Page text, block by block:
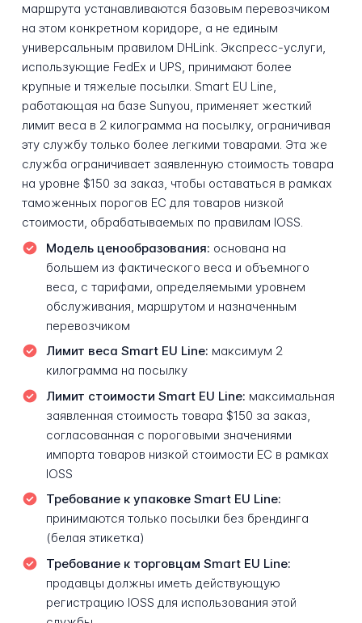
маршрута устанавливаются базовым перевозчиком
на этом конкретном коридоре, а не единым
универсальным правилом DHLink. Экспресс-услуги,
использующие FedEx и UPS, принимают более
крупные и тяжелые посылки. Smart EU Line,
работающая на базе Sunyou, применяет жесткий
лимит веса в 2 килограмма на посылку, ограничивая
эту службу только более легкими товарами. Эта же
служба ограничивает заявленную стоимость товара
на уровне $150 за заказ, чтобы оставаться в рамках
таможенных порогов ЕС для товаров низкой
стоимости, обрабатываемых по правилам IOSS.
Модель ценообразования: основана на
большем из фактического веса и объемного
веса, с тарифами, определяемыми уровнем
обслуживания, маршрутом и назначенным
перевозчиком
Лимит веса Smart EU Line: максимум 2
килограмма на посылку
Лимит стоимости Smart EU Line: максимальная
заявленная стоимость товара $150 за заказ,
согласованная с пороговыми значениями
импорта товаров низкой стоимости ЕС в рамках
IOSS
Требование к упаковке Smart EU Line:
принимаются только посылки без брендинга
(белая этикетка)
Требование к торговцам Smart EU Line:
продавцы должны иметь действующую
регистрацию IOSS для использования этой